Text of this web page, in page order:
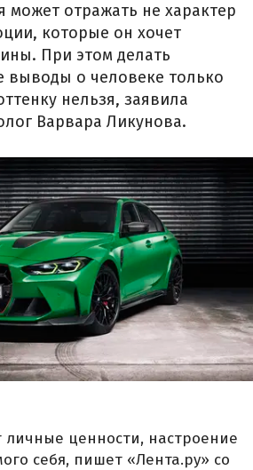
может отражать не характер
которые он хочет
При этом делать
выводы о человеке только
нельзя, заявила
Варвара Ликунова.
ценности, настроение
себя, пишет «Лента.ру» со